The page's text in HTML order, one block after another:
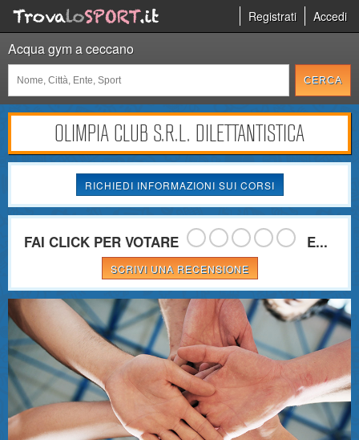
Registrati Accedi
Acqua gym a ceccano
OLIMPIA CLUB S.R.L. DILETTANTISTICA
RICHIEDI INFORMAZIONI SUI CORSI
FAI CLICK PER VOTARE E...
SCRIVI UNA RECENSIONE